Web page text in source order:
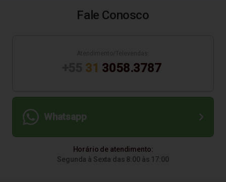
Fale Conosco
31 3058.3787
Whatsapp
Horário de atendimento:
Segunda à Sexta das 8:00 às 17:00